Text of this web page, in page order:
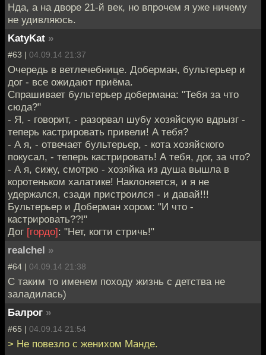
Нда, а на дворе 21-й век, но впрочем я уже ничему
не удивляюсь.
KatyKat »
#63 | 04.09.14 21:37
Очередь в ветлечебнице. Доберман, бультерьер и
дог - все ожидают приёма.
Спрашивает бультерьер добермана: "Тебя за что
сюда?"
- Я, - говорит, - разорвал шубу хозяйскую вдрызг -
теперь кастрировать привели! А тебя?
- А я, - отвечает бультерьер, - кота хозяйского
покусал, - теперь кастрировать! А тебя, дог, за что?
- А я, сижу, смотрю - хозяйка из душа вышла в
коротеньком халатике! Наклоняется, и я не
удержался, сзади пристроился - и давай!!!
Бультерьер и Доберман хором: "И что -
кастрировать??!"
Дог [гордо]: "Нет, когти стричь!"
realchel »
#64 | 04.09.14 21:38
С таким то именем походу жизнь с детства не
заладилась)
Балрог »
#65 | 04.09.14 21:54
> Не повезло с женихом Манде.